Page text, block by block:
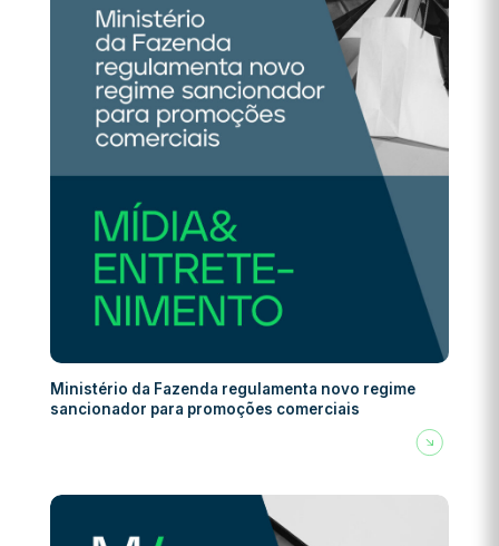
Ministério da Fazenda regulamenta novo regime
sancionador para promoções comerciais